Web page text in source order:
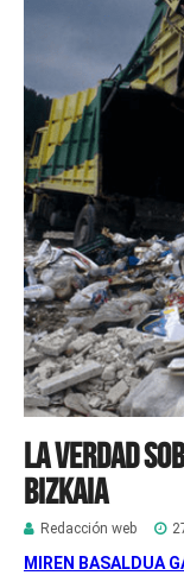
La verdad
Bizkaia
Redacción web
MIREN BASALDUA